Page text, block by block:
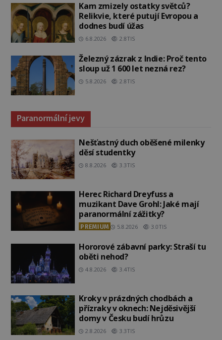
Kam zmizely ostatky světců?
Relikvie, které putují Evropou a
dodnes budí úžas
6.8.2026 2.8TIS
Železný zázrak z Indie: Proč tento
sloup už 1 600 let nezná rez?
5.8.2026 2.8TIS
Paranormální jevy
Nešťastný duch oběšené milenky
děsí studentky
8.8.2026 3.3TIS
Herec Richard Dreyfuss a
muzikant Dave Grohl: Jaké mají
paranormální zážitky?
PREMIUM 5.8.2026 3.0TIS
Hororové zábavní parky: Straší tu
oběti nehod?
4.8.2026 3.4TIS
Kroky v prázdných chodbách a
přízraky v oknech: Nejděsivější
domy v Česku budí hrůzu
2.8.2026 3.3TIS